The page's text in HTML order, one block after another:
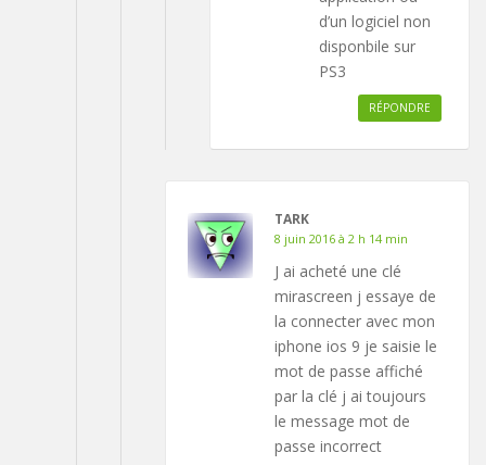
d’un logiciel non
disponbile sur
PS3
RÉPONDRE
TARK
8 juin 2016 à 2 h 14 min
J ai acheté une clé
mirascreen j essaye de
la connecter avec mon
iphone ios 9 je saisie le
mot de passe affiché
par la clé j ai toujours
le message mot de
passe incorrect